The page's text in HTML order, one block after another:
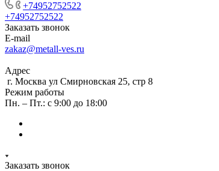
+74952752522
+74952752522
Заказать звонок
E-mail
zakaz@metall-ves.ru
Адрес
г. Москва ул Смирновская 25, стр 8
Режим работы
Пн. – Пт.: с 9:00 до 18:00
Заказать звонок